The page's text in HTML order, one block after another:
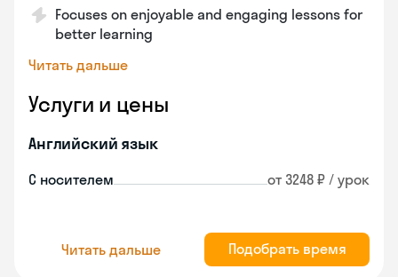
Focuses on enjoyable and engaging lessons for
better learning
Читать дальше
Услуги и цены
Английский язык
С носителем от 3248 ₽ / урок
Читать дальше Подобрать время